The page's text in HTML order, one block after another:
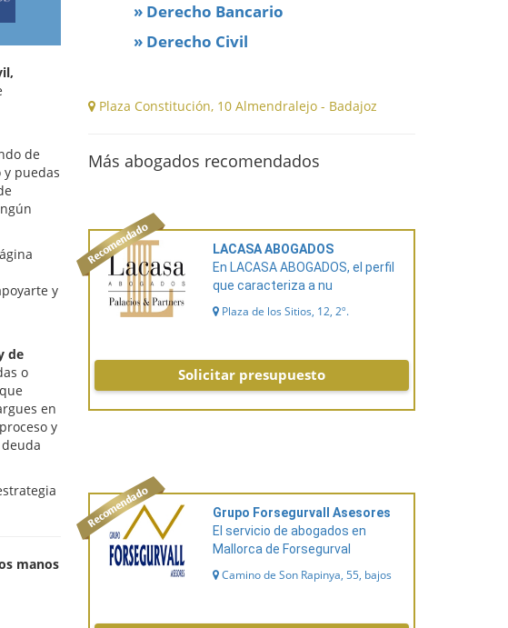
de
puedas
y
de
o
en
y
manos
» Derecho Bancario
» Derecho Civil
Plaza Constitución, 10 Almendralejo - Badajoz
Más abogados recomendados
LACASA ABOGADOS
En LACASA ABOGADOS, el perfil
que caracteriza a nu
Plaza de los Sitios, 12, 2º.
Solicitar presupuesto
Grupo Forsegurvall Asesores
El servicio de abogados en
Mallorca de Forsegurval
Camino de Son Rapinya, 55, bajos